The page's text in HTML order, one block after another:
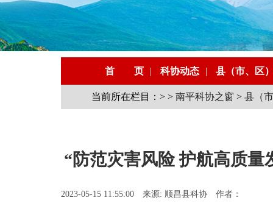
首 页 | 科协动态 | 县（市、区
当前所在栏目：> > 南平科协之窗 > 县（
“防范灾害风险 护航高质量
2023-05-15 11:55:00 来源: 顺昌县科协 作者：